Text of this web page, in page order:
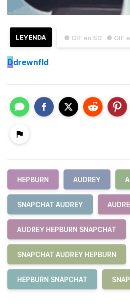
● GIF en SD ● GIF
LEYENDA
Ddrewnfld
HEPBURN AUDREY
SNAPCHAT AUDREY
AUDREY HEPBURN SNAPCHAT
SNAPCHAT AUDREY HEPBURN
HEPBURN SNAPCHAT